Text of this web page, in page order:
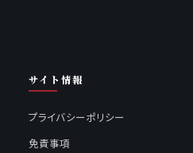
サイト情報
プライバシーポリシー
免責事項